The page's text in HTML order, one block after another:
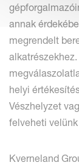
annak
megrendelt
helyi
Vészhelyzet
felveheti
Kverneland